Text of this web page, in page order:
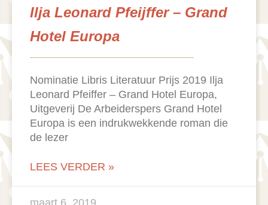
Ilja Leonard Pfeijffer – Grand
Hotel Europa
Nominatie Libris Literatuur Prijs 2019 Ilja
Leonard Pfeiffer – Grand Hotel Europa,
Uitgeverij De Arbeiderspers Grand Hotel
Europa is een indrukwekkende roman die
de lezer
LEES VERDER »